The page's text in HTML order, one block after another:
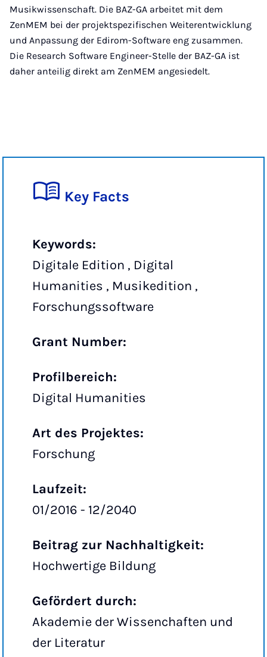
Musikwissenschaft. Die BAZ-GA arbeitet mit dem
ZenMEM bei der projektspezifischen Weiterentwicklung
und Anpassung der Edirom-Software eng zusammen.
Die Research Software Engineer-Stelle der BAZ-GA ist
daher anteilig direkt am ZenMEM angesiedelt.
Key Facts
Keywords:
Digitale Edition , Digital
Humanities , Musikedition ,
Forschungssoftware
Grant Number:
Profilbereich:
Digital Humanities
Art des Projektes:
Forschung
Laufzeit:
01/2016 - 12/2040
Beitrag zur Nachhaltigkeit:
Hochwertige Bildung
Gefördert durch:
Akademie der Wissenchaften und
der Literatur